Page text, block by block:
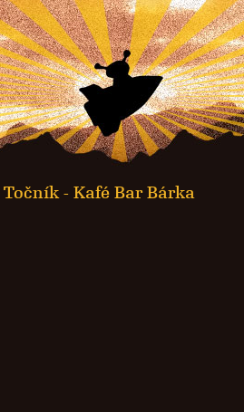
Točník - Kafé Bar Bárka